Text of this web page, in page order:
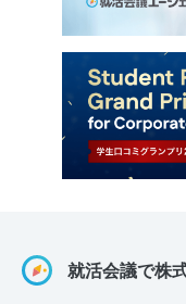
就活会議で株